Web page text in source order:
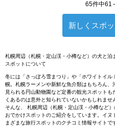
65件中61
新しくスポ
札幌周辺（札幌・定山渓・小樽など）の犬と
スポットについて
冬には「さっぽろ雪まつり」や「ホワイトイ
幌。札幌ラーメンや新鮮な魚介類はもちろん
見られる円山動物園など定番の観光スポット
くあるのは意外と知られていないかもしれませ
そんな、 札幌周辺（札幌・定山渓・小樽など
おでかけスポットのご紹介をしています。イ
まざまな旅行スポットのクチコミ情報サイトで